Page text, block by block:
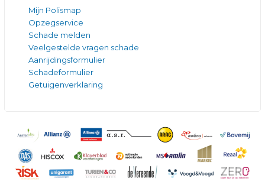
Mijn Polismap
Opzegservice
Schade melden
Veelgestelde vragen schade
Aanrijdingsformulier
Schadeformulier
Getuigenverklaring